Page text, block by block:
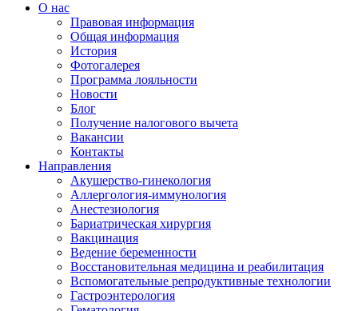
О нас
Правовая информация
Общая информация
История
Фотогалерея
Программа лояльности
Новости
Блог
Получение налогового вычета
Вакансии
Контакты
Направления
Акушерство-гинекология
Аллергология-иммунология
Анестезиология
Бариатрическая хирургия
Вакцинация
Ведение беременности
Восстановительная медицина и реабилитация
Вспомогательные репродуктивные технологии
Гастроэнтерология